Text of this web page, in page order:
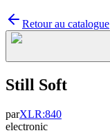
Retour au catalogue
Still Soft
parXLR:840
electronic